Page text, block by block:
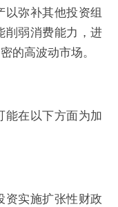
以弥补其他投资组
削弱消费能力，进
的高波动市场。
能在以下方面为加
资实施扩张性财政